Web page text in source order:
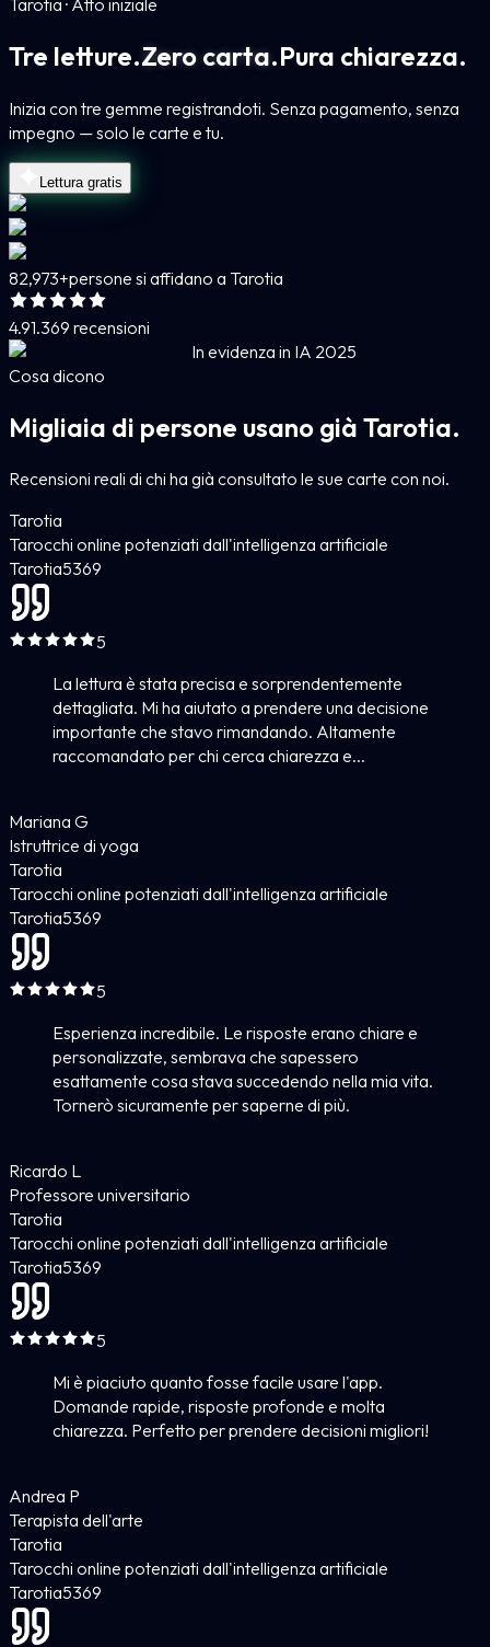
Tre letture.Zero carta.Pura chiarezza.
Inizia con tre gemme registrandoti. Senza pagamento, senza
impegno — solo le carte e tu.
Lettura gratis
82,973+persone si affidano a Tarotia
4.91.369 recensioni
In evidenza in IA 2025
Cosa dicono
Migliaia di persone usano già Tarotia.
Recensioni reali di chi ha già consultato le sue carte con noi.
Tarotia
Tarocchi online potenziati dall'intelligenza artificiale
Tarotia5369
5
La lettura è stata precisa e sorprendentemente
dettagliata. Mi ha aiutato a prendere una decisione
importante che stavo rimandando. Altamente
raccomandato per chi cerca chiarezza e...
Mariana G
Istruttrice di yoga
Tarotia
Tarocchi online potenziati dall'intelligenza artificiale
Tarotia5369
5
Esperienza incredibile. Le risposte erano chiare e
personalizzate, sembrava che sapessero
esattamente cosa stava succedendo nella mia vita.
Tornerò sicuramente per saperne di più.
Ricardo L
Professore universitario
Tarotia
Tarocchi online potenziati dall'intelligenza artificiale
Tarotia5369
5
Mi è piaciuto quanto fosse facile usare l'app.
Domande rapide, risposte profonde e molta
chiarezza. Perfetto per prendere decisioni migliori!
Andrea P
Terapista dell'arte
Tarotia
Tarocchi online potenziati dall'intelligenza artificiale
Tarotia5369